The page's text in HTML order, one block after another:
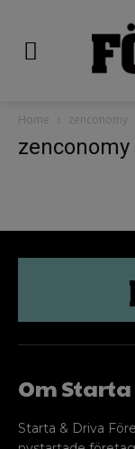
Home zenconomy
zenconomy
Om
Starta & Driva